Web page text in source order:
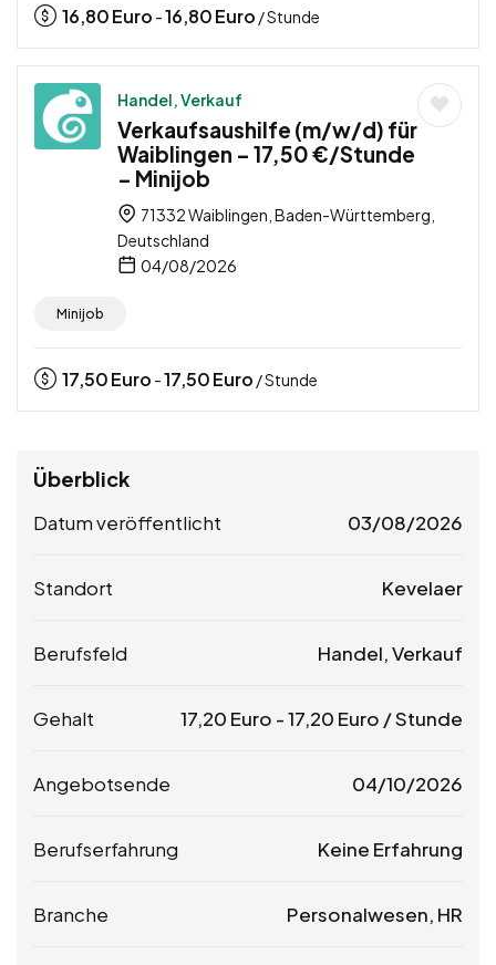
16,80Euro -16,80Euro / Stunde
Handel, Verkauf
Verkaufsaushilfe (m/w/d) für
Waiblingen – 17,50 €/Stunde
– Minijob
71332 Waiblingen, Baden-Württemberg,
Deutschland
04/08/2026
Minijob
17,50Euro -17,50Euro / Stunde
Überblick
Datum veröffentlicht 03/08/2026
Standort Kevelaer
Berufsfeld Handel, Verkauf
Gehalt 17,20 Euro -17,20 Euro / Stunde
Angebotsende 04/10/2026
Berufserfahrung Keine Erfahrung
Branche Personalwesen, HR